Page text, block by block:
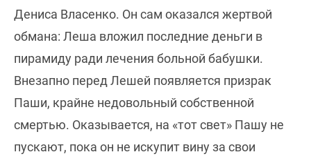
Дениса Власенко. Он сам оказался жертвой
обмана: Леша вложил последние деньги в
пирамиду ради лечения больной бабушки.
Внезапно перед Лешей появляется призрак
Паши, крайне недовольный собственной
смертью. Оказывается, на «тот свет» Пашу не
пускают, пока он не искупит вину за свои